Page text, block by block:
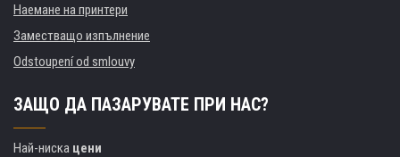
Наемане на принтери
Заместващо изпълнение
Odstoupení od smlouvy
ЗАЩО ДА ПАЗАРУВАТЕ ПРИ НАС?
Най-ниска цени